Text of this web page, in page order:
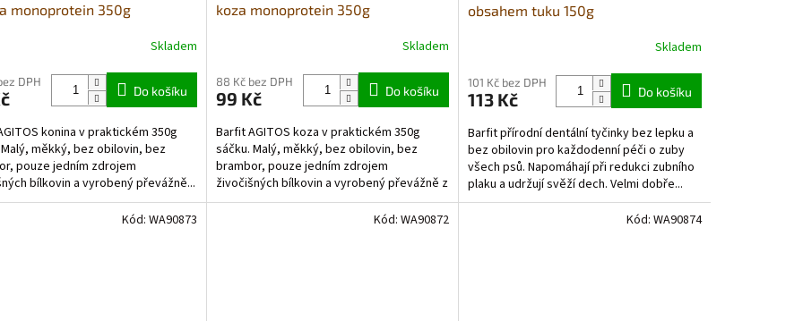
monoprotein 350g
Skladem
DPH
Do košíku
konina v praktickém 350g
měkký, bez obilovin, bez
pouze jedním zdrojem
bílkovin a vyrobený převážně...
koza monoprotein 350g
produktu
je
z
5
hvězdiček.
Skladem
88 Kč bez DPH
99 Kč Do košíku
Barfit AGITOS koza v praktickém 350g
sáčku. Malý, měkký, bez obilovin, bez
brambor, pouze jedním zdrojem
živočišných bílkovin a vyrobený převážně z
čerstvých potravinářských...
obsahem tuku 150g
produktu
je
z
5
hvězdiček.
Skladem
101 Kč bez DPH
113 Kč Do košíku
Barfit přírodní dentální tyčinky bez lepku a
bez obilovin pro každodenní péči o zuby
všech psů. Napomáhají při redukci zubního
plaku a udržují svěží dech. Velmi dobře...
Kód: WA90873 Kód: WA90872 Kód: WA90874